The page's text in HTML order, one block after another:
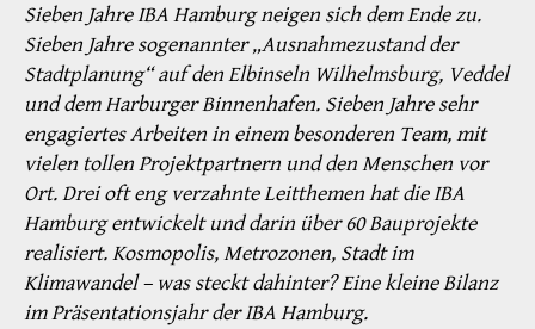
Sieben Jahre IBA Hamburg neigen sich dem Ende zu.
Sieben Jahre sogenannter „Ausnahmezustand der
Stadtplanung“ auf den Elbinseln Wilhelmsburg, Veddel
und dem Harburger Binnenhafen. Sieben Jahre sehr
engagiertes Arbeiten in einem besonderen Team, mit
vielen tollen Projektpartnern und den Menschen vor
Ort. Drei oft eng verzahnte Leitthemen hat die IBA
Hamburg entwickelt und darin über 60 Bauprojekte
realisiert. Kosmopolis, Metrozonen, Stadt im
Klimawandel – was steckt dahinter? Eine kleine Bilanz
im Präsentationsjahr der IBA Hamburg.